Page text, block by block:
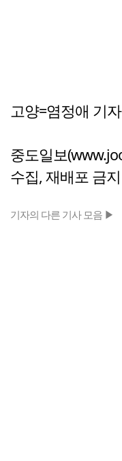
고양=염정애 기자
중도일보
수집, 재배포 금지
기자의 다른 기사 모음 ▶